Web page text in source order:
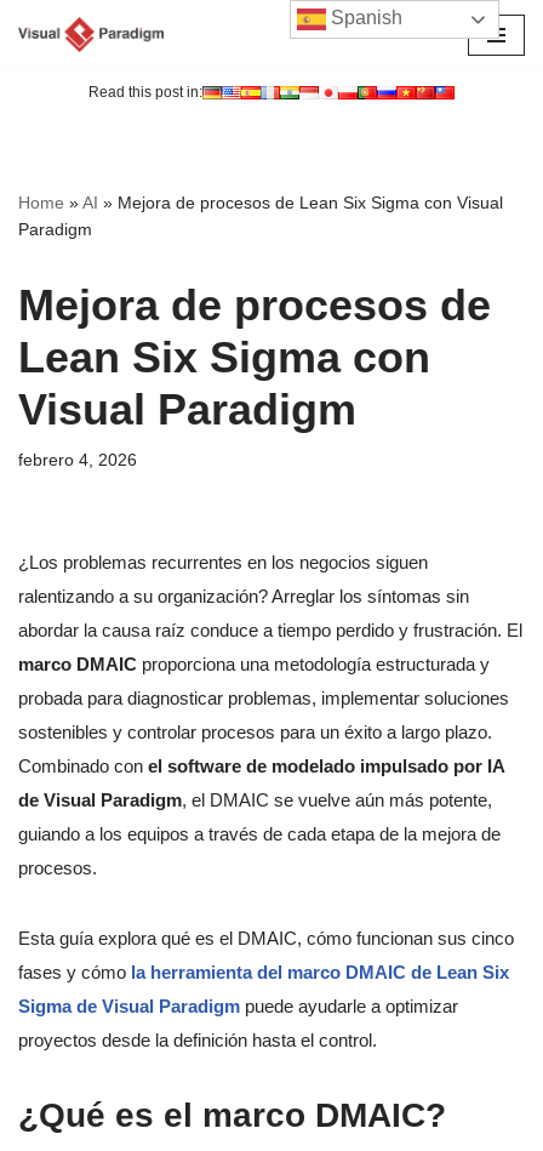
Read this post in:
Home »AI » Mejora de procesos de Lean Six Sigma con Visual
Paradigm
Mejora de procesos de
Lean Six Sigma con
Visual Paradigm
febrero 4, 2026
¿Los problemas recurrentes en los negocios siguen
ralentizando a su organización? Arreglar los síntomas sin
abordar la causa raíz conduce a tiempo perdido y frustración. El
marco DMAIC proporciona una metodología estructurada y
probada para diagnosticar problemas, implementar soluciones
sostenibles y controlar procesos para un éxito a largo plazo.
Combinado con el software de modelado impulsado por IA
de Visual Paradigm, el DMAIC se vuelve aún más potente,
guiando a los equipos a través de cada etapa de la mejora de
procesos.
Esta guía explora qué es el DMAIC, cómo funcionan sus cinco
fases y cómo la herramienta del marco DMAIC de Lean Six
Sigma de Visual Paradigm puede ayudarle a optimizar
proyectos desde la definición hasta el control.
¿Qué es el marco DMAIC?
Spanish